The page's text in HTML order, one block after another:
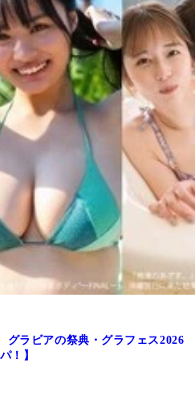
ラビアの祭典・グラフェス2026
！】